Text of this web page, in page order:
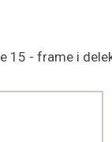
15 - frame i